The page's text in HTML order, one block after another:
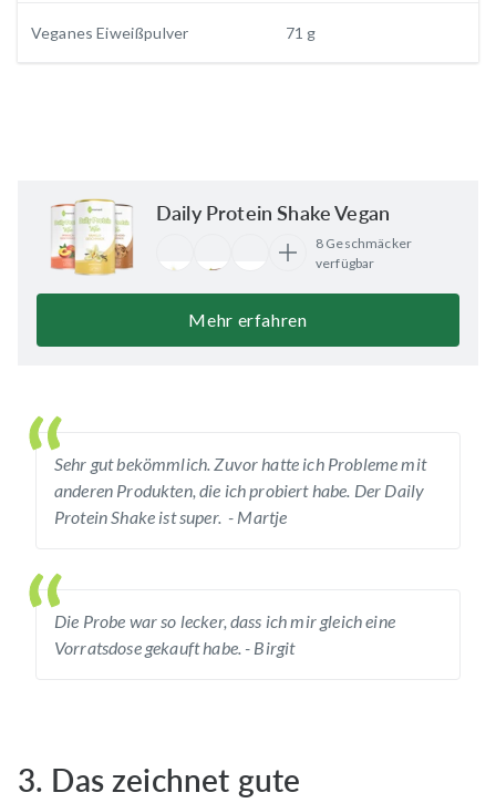
Veganes Eiweißpulver 71 g
Daily Protein Shake Vegan
8 Geschmäcker
verfügbar
Mehr erfahren
Sehr gut bekömmlich. Zuvor hatte ich Probleme mit
anderen Produkten, die ich probiert habe. Der Daily
Protein Shake ist super. - Martje
Die Probe war so lecker, dass ich mir gleich eine
Vorratsdose gekauft habe. - Birgit
3. Das zeichnet gute